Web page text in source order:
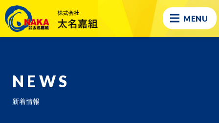
MENU
NEWS
新着情報